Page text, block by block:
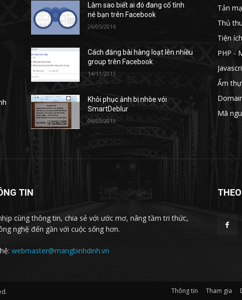
Làm sao biết ai đó đang cố tình
né bạn trên Facebook
26/05/2016
Cách đăng bài hàng loạt lên nhiều
group trên Facebook
14/11/2015
Khôi phục ảnh bị nhòe vói
SmartDeblur
04/03/2013
Tản
Thủ
Tiện ích
PHP -
Ẩm
Mã
TIN
cùng thông tin, chia sẻ với ước mơ, nâng tầm tri thức,
nghệ đến gần với cuộc sống hơn.
webmaster@mangbinhdinh.vn
Thông tin Tham gia